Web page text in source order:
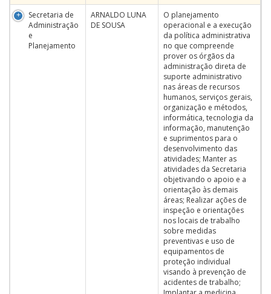
Secretaria de
Administração
e
Planejamento
ARNALDO LUNA
DE SOUSA
O planejamento
operacional e a execução
da política administrativa
no que compreende
prover os órgãos da
administração direta de
suporte administrativo
nas áreas de recursos
humanos, serviços gerais,
organização e métodos,
informática, tecnologia da
informação, manutenção
e suprimentos para o
desenvolvimento das
atividades; Manter as
atividades da Secretaria
objetivando o apoio e a
orientação às demais
áreas; Realizar ações de
inspeção e orientações
nos locais de trabalho
sobre medidas
preventivas e uso de
equipamentos de
proteção individual
visando à prevenção de
acidentes de trabalho;